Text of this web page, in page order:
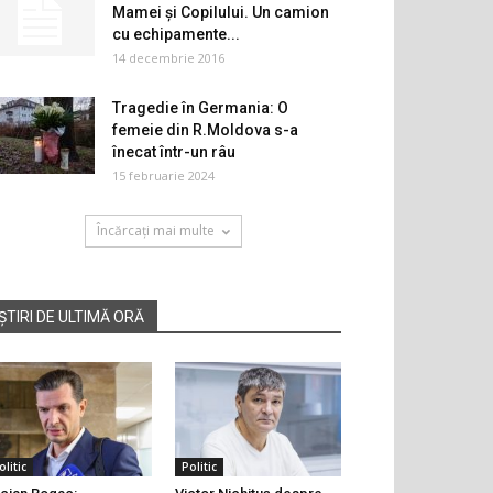
Mamei şi Copilului. Un camion
cu echipamente...
14 decembrie 2016
Tragedie în Germania: O
femeie din R.Moldova s-a
înecat într-un râu
15 februarie 2024
Încărcați mai multe
DE ULTIMĂ ORĂ
Politic